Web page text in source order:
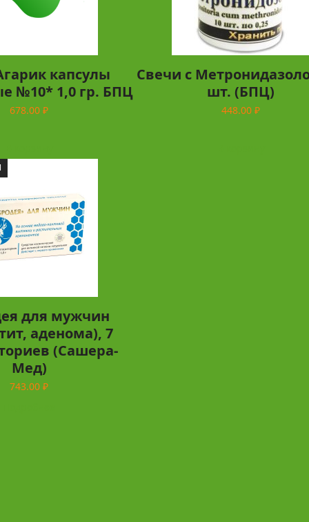
капсулы
№10* 1,0 гр. БПЦ
678.00 ₽
Свечи с
шт. (БПЦ)
448.00 ₽
для мужчин
аденома), 7
(Сашера-
Мед)
743.00 ₽